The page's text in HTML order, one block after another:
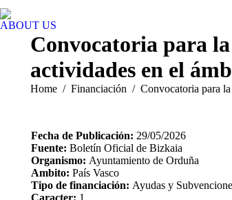
ABOUT US
Convocatoria para la
actividades en el
You are here:
Home Financiación Convocatoria para
Fecha de Publicación: 29/05/2026
Fuente: Boletín Oficial de Bizkaia
Organismo: Ayuntamiento de Orduña
Ambito: País Vasco
Tipo de financiación: Ayudas y
Caracter: 1